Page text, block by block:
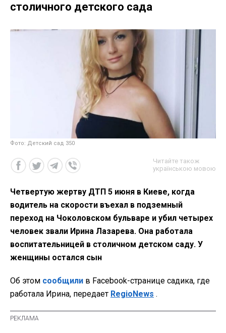
столичного детского сада
Фото: Детский сад 350
Читайте також
українською мовою
Четвертую жертву ДТП 5 июня в Киеве, когда
водитель на скорости въехал в подземный
переход на Чоколовском бульваре и убил четырех
человек звали Ирина Лазарева. Она работала
воспитательницей в столичном детском саду. У
женщины остался сын
Об этом сообщили в Facebook-странице садика, где
работала Ирина, передает RegioNews .